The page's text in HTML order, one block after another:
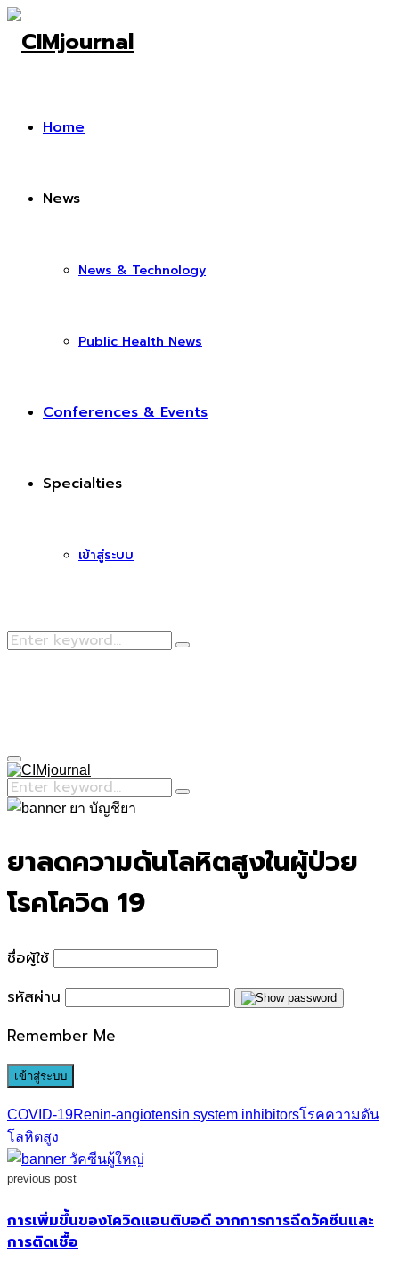
Home
News
News & Technology
Public Health News
Conferences & Events
Specialties
เข้าสู่ระบบ
Search
Search
Primary
Menu
Search
for:
Search
ยาลดความดันโลหิตสูงในผู้ป่วย
โรคโควิด 19
ชื่อผู้ใช้
รหัสผ่าน
Remember Me
COVID-19Renin-angiotensin system inhibitorsโรคความดัน
โลหิตสูง
previous post
การเพิ่มขึ้นของโควิดแอนติบอดี จากการการฉีดวัคซีนและ
การติดเชื้อ